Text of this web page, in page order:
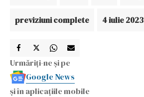
previziuni complete 4 iulie 2023
Urmăriți-ne și pe
Google News
și în aplicațiile mobile